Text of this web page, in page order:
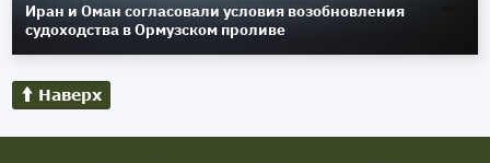
Иран и Оман согласовали условия возобновления
судоходства в Ормузском проливе
Наверх